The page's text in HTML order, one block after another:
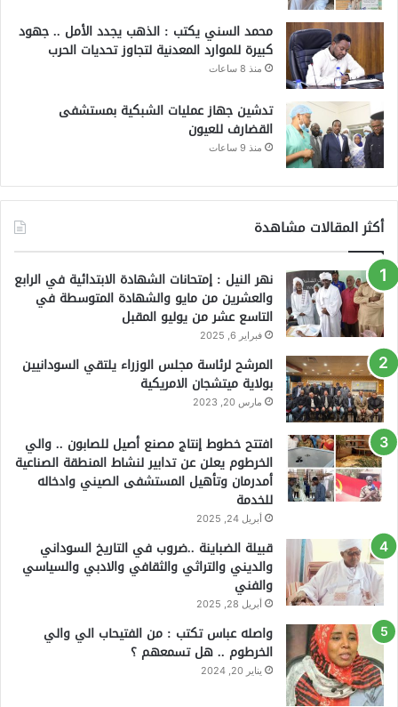
محمد السني يكتب : الذهب يجدد الأمل .. جهود
كبيرة للموارد المعدنية لتجاوز تحديات الحرب
منذ 8 ساعات
تدشين جهاز عمليات الشبكية بمستشفى
القضارف للعيون
منذ 9 ساعات
أكثر المقالات مشاهدة
نهر النيل : إمتحانات الشهادة الابتدائية في الرابع
والعشرين من مايو والشهادة المتوسطة في
التاسع عشر من يوليو المقبل
فبراير 6, 2025
المرشح لرئاسة مجلس الوزراء يلتقي السودانيين
بولاية ميتشجان الامريكية
مارس 20, 2023
افتتح خطوط إنتاج مصنع أصيل للصابون .. والي
الخرطوم يعلن عن تدابير لنشاط المنطقة الصناعية
أمدرمان وتأهيل المستشفى الصيني وادخاله
للخدمة
أبريل 24, 2025
قبيلة الضباينة ..ضروب في التاريخ السوداني
والديني والتراثي والثقافي والادبي والسياسي
والفني
أبريل 28, 2025
واصله عباس تكتب : من الفتيحاب الي والي
الخرطوم .. هل تسمعهم ؟
يناير 20, 2024